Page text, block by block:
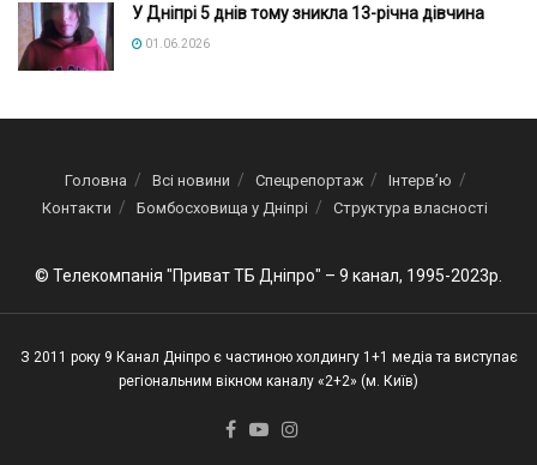
У Дніпрі 5 днів тому зникла 13-річна дівчина
01.06.2026
Головна Всі новини Спецрепортаж
Інтерв’ю
Контакти
Бомбосховища у Дніпрі Структура власності
© Телекомпанія "Приват ТБ Дніпро" – 9 канал, 1995-2023р.
З 2011 року 9 Канал Дніпро є частиною холдингу 1+1 медіа та виступає
регіональним вікном каналу «2+2» (м. Київ)